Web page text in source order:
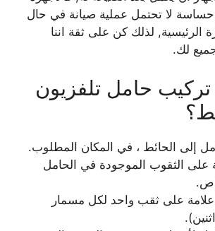
لا تحتمل عملية صيانة في حال
الرئيسية, لذلك كن على ثقة اننا
لك.
حامل تلفزيون
إلى الحائط ، في المكان المطلوب.
على الثقوب الموجودة في الحامل
علامة على ثقب واحد لكل مسمار